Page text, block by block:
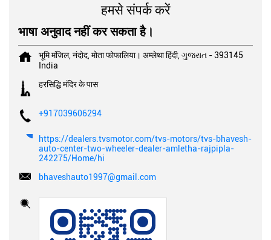
हमसे संपर्क करें
भाषा अनुवाद नहीं कर सकता है।
भूमि मंजिल, नंदोद, मोता फोफालिया। अम्लेथाहिंदी, ગુજરાત -393145
India
हरसिद्धि मंदिर के पास
+917039606294
https://dealers.tvsmotor.com/tvs-motors/tvs-bhavesh-
auto-center-two-wheeler-dealer-amletha-rajpipla-
242275/Home/hi
bhaveshauto1997@gmail.com